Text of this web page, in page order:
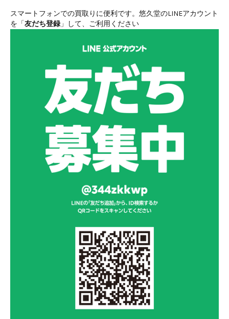
スマートフォンでの買取りに便利です。悠久堂のLINEアカウント
を「友だち登録 」して、ご利用ください